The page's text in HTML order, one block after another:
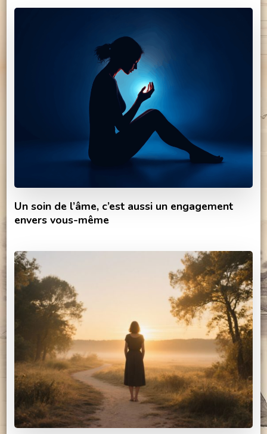
Un soin de l’âme, c’est aussi un engagement
envers vous-même